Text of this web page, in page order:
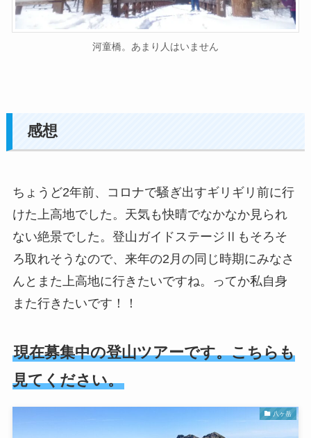
河童橋。あまり人はいません
感想
ちょうど2年前、コロナで騒ぎ出すギリギリ前に行
けた上高地でした。天気も快晴でなかなか見られ
ない絶景でした。登山ガイドステージⅡもそろそ
ろ取れそうなので、来年の2月の同じ時期にみなさ
んとまた上高地に行きたいですね。ってか私自身
また行きたいです！！
現在募集中の登山ツアーです。こちらも
見てください。
八ヶ岳